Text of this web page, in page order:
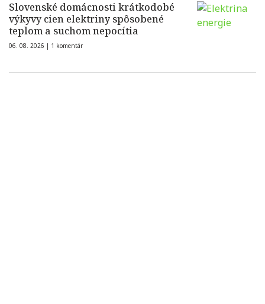
Slovenské domácnosti krátkodobé
výkyvy cien elektriny spôsobené
teplom a suchom nepocítia
06. 08. 2026 | 1 komentár